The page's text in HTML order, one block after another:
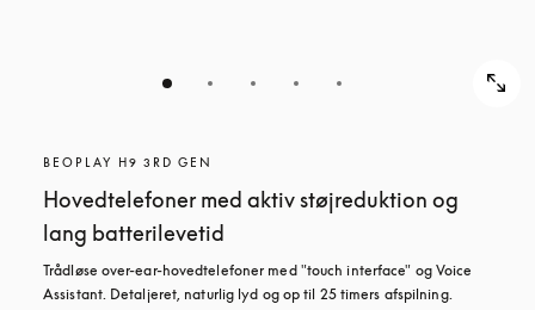
BEOPLAY H9 3RD GEN
Hovedtelefoner med aktiv støjreduktion og
lang batterilevetid
Trådløse over-ear-hovedtelefoner med "touch interface" og Voice
Assistant. Detaljeret, naturlig lyd og op til 25 timers afspilning.